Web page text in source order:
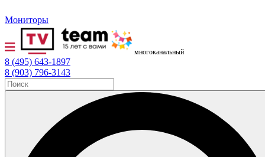
Мониторы
многоканальный
8 (495) 643-1897
8 (903) 796-3143